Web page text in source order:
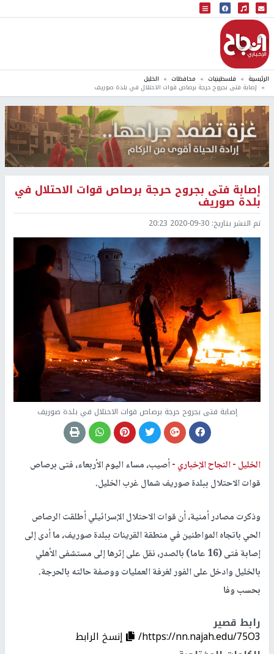
البث المباشر
إذاعة النجاح
الرئيسية فلسطينيات محافظات الخليل
إصابة فتى بجروح حرجة برصاص قوات الاحتلال في بلدة صوريف
إصابة فتى بجروح حرجة برصاص قوات الاحتلال في
بلدة صوريف
تم النشر بتاريخ: 2020-09-30 20:23
إصابة فتى بجروح حرجة برصاص قوات الاحتلال في بلدة صوريف
الخليل -النجاح الإخباري -أصيب، مساء اليوم الأربعاء، فتى برصاص
قوات الاحتلال ببلدة صوريف شمال غرب الخليل.
وذكرت مصادر أمنية، أن قوات الاحتلال الإسرائيلي أطلقت الرصاص
الحي باتجاه المواطنين في منطقة القرينات ببلدة صوريف، ما أدى إلى
إصابة فتى (16 عاما) بالصدر، نقل على إثرها إلى مستشفى الأهلي
بالخليل وادخل على الفور لغرفة العمليات ووصفة حالته بالحرجة.
بحسب وفا
رابط قصير
https://nn.najah.edu/75O3/
إنسخ الرابط